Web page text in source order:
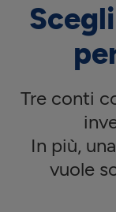
Tre conti
In più,
vuole